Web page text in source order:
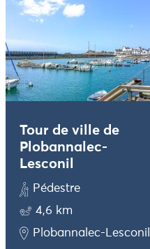
Tour de ville de
Plobannalec-
Lesconil
Pédestre
4,6 km
Plobannalec-Lesconil